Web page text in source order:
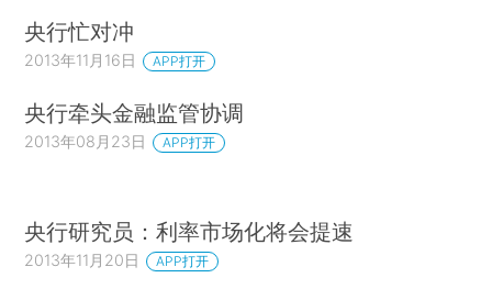
央行忙对冲
2013年11月16日 APP打开
央行牵头金融监管协调
2013年08月23日 APP打开
央行研究员：利率市场化将会提速
2013年11月20日 APP打开